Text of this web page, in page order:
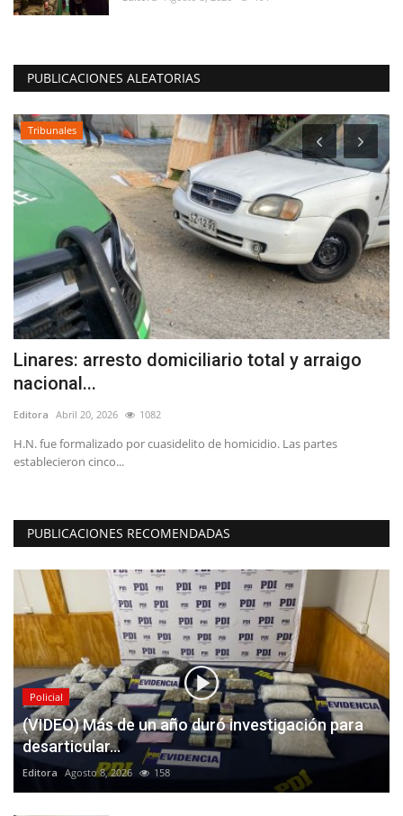
PUBLICACIONES ALEATORIAS
Deporte
Joven linarense brilla en el International
Cheers Union...
Editora Enero 28, 2026
Katia Fuentes Orrego, es parte del equipo de Danza de la UC.
Actualmente, la ex...
PUBLICACIONES RECOMENDADAS
Policial
(VIDEO) Más de un año duró investigación para
desarticular...
Editora Agosto 8, 2026 158